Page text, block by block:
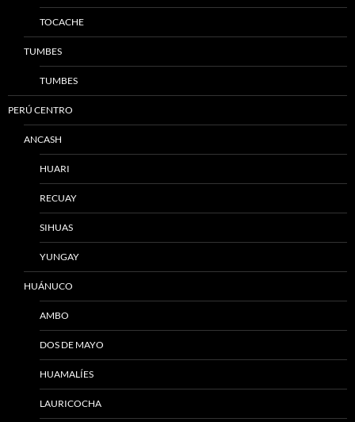
TOCACHE
TUMBES
TUMBES
PERÚ CENTRO
ANCASH
HUARI
RECUAY
SIHUAS
YUNGAY
HUÁNUCO
AMBO
DOS DE MAYO
HUAMALÍES
LAURICOCHA